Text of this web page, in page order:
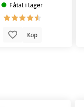
Fåtal i lager
Köp